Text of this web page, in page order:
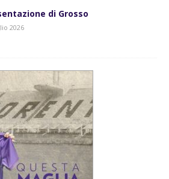
di Grosso
2026